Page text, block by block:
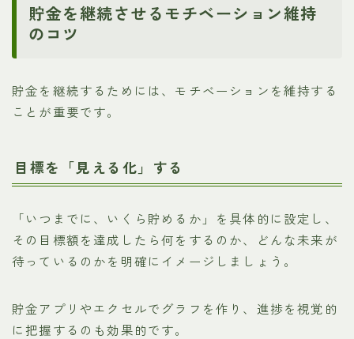
貯金を継続させるモチベーション維持
のコツ
貯金を継続するためには、モチベーションを維持する
ことが重要です。
目標を「見える化」する
「いつまでに、いくら貯めるか」を具体的に設定し、
その目標額を達成したら何をするのか、どんな未来が
待っているのかを明確にイメージしましょう。
貯金アプリやエクセルでグラフを作り、進捗を視覚的
に把握するのも効果的です。